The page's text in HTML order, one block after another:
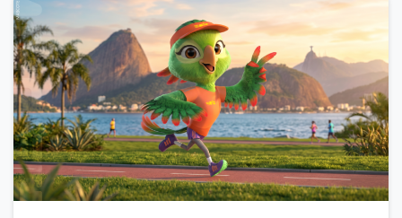
0 0